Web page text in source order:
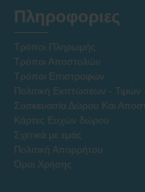
Πληροφοριες
Τρόποι Πληρωμής
Τρόποι Αποστολών
Τρόποι Επιστροφών
Πολιτική Εκπτώσεων -
Συσκευασία Δώρου Και
Κάρτες Ευχών δώρου
Σχετικά με εμάς
Πολιτική Απορρήτου
Όροι Χρήσης